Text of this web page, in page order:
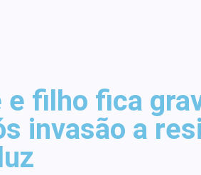
e filho fica
invasão a